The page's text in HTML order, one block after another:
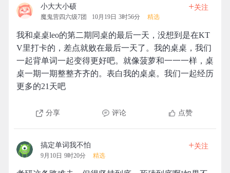
小大大小硕
魔鬼营四六级7团 10月19日 3时56分 精选
+关注
我和桌桌leo的第二期同桌的最后一天，没想到是在KT
V里打卡的，差点就败在最后一天了。我的桌桌，我们
一起背单词一起变得更好吧。就像菠萝和一一一样，桌
桌一期一期整整齐齐的。表白我的桌桌。我们一起经历
更多的21天吧
分享 评论 点赞
搞定单词我不怕
9月10日 9时20分 精选
+关注